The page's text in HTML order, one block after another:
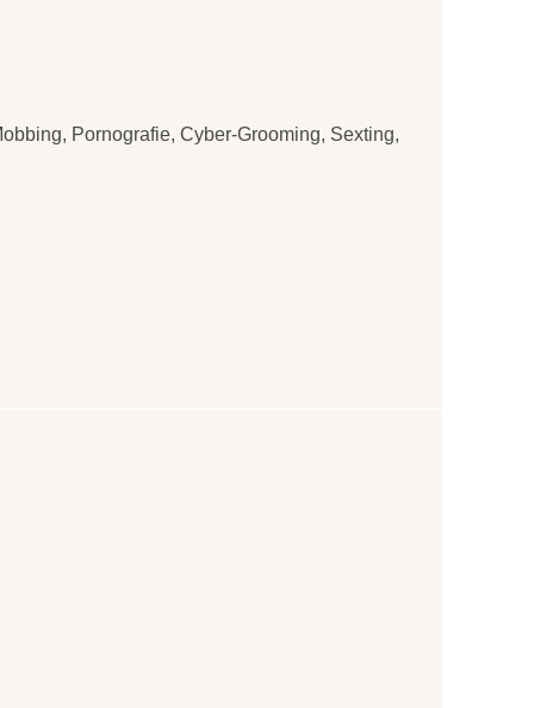
Pornografie, Cyber-Grooming, Sexting,